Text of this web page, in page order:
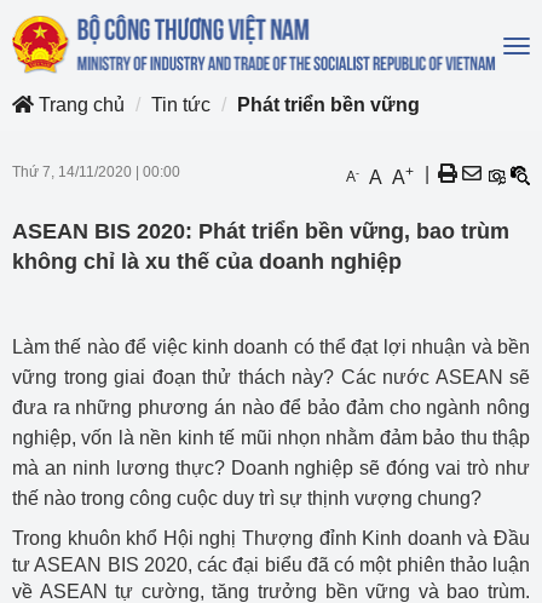
Trang chủ
Tin tức Phát triển bền vững
Thứ 7, 14/11/2020 00:00 A- A A+
ASEAN BIS 2020: Phát triển bền vững, bao trùm
không chỉ là xu thế của doanh nghiệp
Làm thế nào để việc kinh doanh có thể đạt lợi nhuận và bền
vững trong giai đoạn thử thách này? Các nước ASEAN sẽ
đưa ra những phương án nào để bảo đảm cho ngành nông
nghiệp, vốn là nền kinh tế mũi nhọn nhằm đảm bảo thu thập
mà an ninh lương thực? Doanh nghiệp sẽ đóng vai trò như
thế nào trong công cuộc duy trì sự thịnh vượng chung?
Trong khuôn khổ Hội nghị Thượng đỉnh Kinh doanh và Đầu
tư ASEAN BIS 2020, các đại biểu đã có một phiên thảo luận
về ASEAN tự cường, tăng trưởng bền vững và bao trùm.